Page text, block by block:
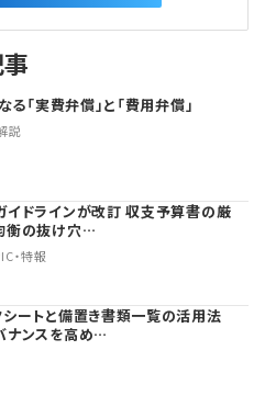
る「実費弁償」と「費用弁償」
説
イドラインが改訂 収支予算書の厳
衡の抜け穴…
・特報
シートと備置き書類一覧の活用法
ンスを高め…